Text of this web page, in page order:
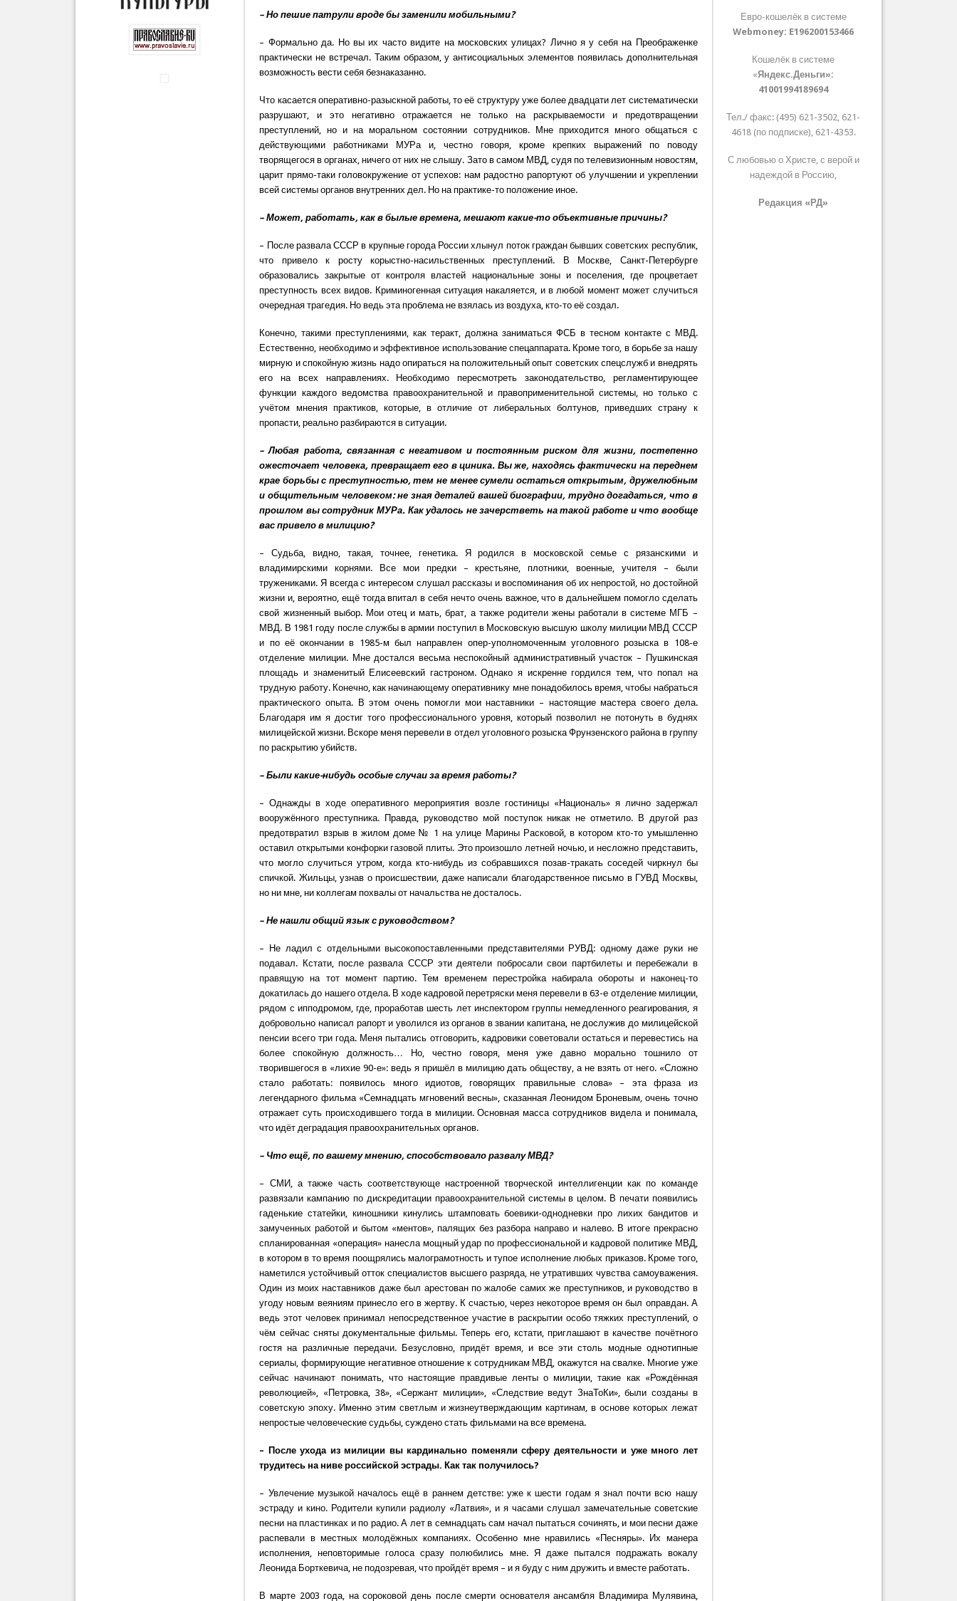
– Но пешие патрули вроде бы заменили мобильными?
– Формально да. Но вы их часто видите на московских улицах? Лично я у себя на Преображенке
практически не встречал. Таким образом, у антисоциальных элементов появилась дополнительная
возможность вести себя безнаказанно.
Что касается оперативно-разыскной работы, то её структуру уже более двадцати лет систематически
разрушают, и это негативно отражается не только на раскрываемости и предотвращении
преступлений, но и на моральном состоянии сотрудников. Мне приходится много общаться с
действующими работниками МУРа и, честно говоря, кроме крепких выражений по поводу
творящегося в органах, ничего от них не слышу. Зато в самом МВД, судя по телевизионным новостям,
царит прямо-таки головокружение от успехов: нам радостно рапортуют об улучшении и укреплении
всей системы органов внутренних дел. Но на практике-то положение иное.
– Может, работать, как в былые времена, мешают какие-то объективные причины?
– После развала СССР в крупные города России хлынул поток граждан бывших советских республик,
что привело к росту корыстно-насильственных преступлений. В Москве, Санкт-Петербурге
образовались закрытые от контроля властей национальные зоны и поселения, где процветает
преступность всех видов. Криминогенная ситуация накаляется, и в любой момент может случиться
очередная трагедия. Но ведь эта проблема не взялась из воздуха, кто-то её создал.
Конечно, такими преступлениями, как теракт, должна заниматься ФСБ в тесном контакте с МВД.
Естественно, необходимо и эффективное использование спецаппарата. Кроме того, в борьбе за нашу
мирную и спокойную жизнь надо опираться на положительный опыт советских спецслужб и внедрять
его на всех направлениях. Необходимо пересмотреть законодательство, регламентирующее
функции каждого ведомства правоохранительной и правоприменительной системы, но только с
учётом мнения практиков, которые, в отличие от либеральных болтунов, приведших страну к
пропасти, реально разбираются в ситуации.
– Любая работа, связанная с негативом и постоянным риском для жизни, постепенно
ожесточает человека, превращает его в циника. Вы же, находясь фактически на переднем
крае борьбы с преступностью, тем не менее сумели остаться открытым, дружелюбным
и общительным человеком: не зная деталей вашей биографии, трудно догадаться, что в
прошлом вы сотрудник МУРа. Как удалось не зачерстветь на такой работе и что вообще
вас привело в милицию?
– Судьба, видно, такая, точнее, генетика. Я родился в московской семье с рязанскими и
владимирскими корнями. Все мои предки – крестьяне, плотники, военные, учителя – были
тружениками. Я всегда с интересом слушал рассказы и воспоминания об их непростой, но достойной
жизни и, вероятно, ещё тогда впитал в себя нечто очень важное, что в дальнейшем помогло сделать
свой жизненный выбор. Мои отец и мать, брат, а также родители жены работали в системе МГБ –
МВД. В 1981 году после службы в армии поступил в Московскую высшую школу милиции МВД СССР
и по её окончании в 1985-м был направлен опер-уполномоченным уголовного розыска в 108-е
отделение милиции. Мне достался весьма неспокойный административный участок – Пушкинская
площадь и знаменитый Елисеевский гастроном. Однако я искренне гордился тем, что попал на
трудную работу. Конечно, как начинающему оперативнику мне понадобилось время, чтобы набраться
практического опыта. В этом очень помогли мои наставники – настоящие мастера своего дела.
Благодаря им я достиг того профессионального уровня, который позволил не потонуть в буднях
милицейской жизни. Вскоре меня перевели в отдел уголовного розыска Фрунзенского района в группу
по раскрытию убийств.
– Были какие-нибудь особые случаи за время работы?
– Однажды в ходе оперативного мероприятия возле гостиницы «Националь» я лично задержал
вооружённого преступника. Правда, руководство мой поступок никак не отметило. В другой раз
предотвратил взрыв в жилом доме № 1 на улице Марины Расковой, в котором кто-то умышленно
оставил открытыми конфорки газовой плиты. Это произошло летней ночью, и несложно представить,
что могло случиться утром, когда кто-нибудь из собравшихся позав-тракать соседей чиркнул бы
спичкой. Жильцы, узнав о происшествии, даже написали благодарственное письмо в ГУВД Москвы,
но ни мне, ни коллегам похвалы от начальства не досталось.
– Не нашли общий язык с руководством?
– Не ладил с отдельными высокопоставленными представителями РУВД: одному даже руки не
подавал. Кстати, после развала СССР эти деятели побросали свои партбилеты и перебежали в
правящую на тот момент партию. Тем временем перестройка набирала обороты и наконец-то
докатилась до нашего отдела. В ходе кадровой перетряски меня перевели в 63-е отделение милиции,
рядом с ипподромом, где, проработав шесть лет инспектором группы немедленного реагирования, я
добровольно написал рапорт и уволился из органов в звании капитана, не дослужив до милицейской
пенсии всего три года. Меня пытались отговорить, кадровики советовали остаться и перевестись на
более спокойную должность… Но, честно говоря, меня уже давно морально тошнило от
творившегося в «лихие 90-е»: ведь я пришёл в милицию дать обществу, а не взять от него. «Сложно
стало работать: появилось много идиотов, говорящих правильные слова» – эта фраза из
легендарного фильма «Семнадцать мгновений весны», сказанная Леонидом Броневым, очень точно
отражает суть происходившего тогда в милиции. Основная масса сотрудников видела и понимала,
что идёт деградация правоохранительных органов.
– Что ещё, по вашему мнению, способствовало развалу МВД?
– СМИ, а также часть соответствующе настроенной творческой интеллигенции как по команде
развязали кампанию по дискредитации правоохранительной системы в целом. В печати появились
гаденькие статейки, киношники кинулись штамповать боевики-однодневки про лихих бандитов и
замученных работой и бытом «ментов», палящих без разбора направо и налево. В итоге прекрасно
спланированная «операция» нанесла мощный удар по профессиональной и кадровой политике МВД,
в котором в то время поощрялись малограмотность и тупое исполнение любых приказов. Кроме того,
наметился устойчивый отток специалистов высшего разряда, не утративших чувства самоуважения.
Один из моих наставников даже был арестован по жалобе самих же преступников, и руководство в
угоду новым веяниям принесло его в жертву. К счастью, через некоторое время он был оправдан. А
ведь этот человек принимал непосредственное участие в раскрытии особо тяжких преступлений, о
чём сейчас сняты документальные фильмы. Теперь его, кстати, приглашают в качестве почётного
гостя на различные передачи. Безусловно, придёт время, и все эти столь модные однотипные
сериалы, формирующие негативное отношение к сотрудникам МВД, окажутся на свалке. Многие уже
сейчас начинают понимать, что настоящие правдивые ленты о милиции, такие как «Рождённая
революцией», «Петровка, 38», «Сержант милиции», «Следствие ведут ЗнаТоКи», были созданы в
советскую эпоху. Именно этим светлым и жизнеутверждающим картинам, в основе которых лежат
непростые человеческие судьбы, суждено стать фильмами на все времена.
– После ухода из милиции вы кардинально поменяли сферу деятельности и уже много лет
трудитесь на ниве российской эстрады. Как так получилось?
– Увлечение музыкой началось ещё в раннем детстве: уже к шести годам я знал почти всю нашу
эстраду и кино. Родители купили радиолу «Латвия», и я часами слушал замечательные советские
песни на пластинках и по радио. А лет в семнадцать сам начал пытаться сочинять, и мои песни даже
распевали в местных молодёжных компаниях. Особенно мне нравились «Песняры». Их манера
исполнения, неповторимые голоса сразу полюбились мне. Я даже пытался подражать вокалу
Леонида Борткевича, не подозревая, что пройдёт время – и я буду с ним дружить и вместе работать.
В марте 2003 года, на сороковой день после смерти основателя ансамбля Владимира Мулявина,
Евро-кошелёк в системе
Webmoney: E196200153466
Кошелёк в системе
«Яндекс.Деньги»:
41001994189694
Тел./ факс: (495) 621-3502, 621-
4618 (по подписке), 621-4353.
С любовью о Христе, с верой и
надеждой в Россию,
Редакция «РД»